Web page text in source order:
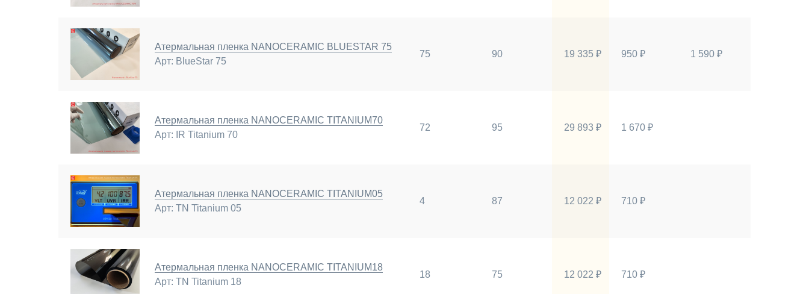
Атермальная пленка NANOCERAMIC BLUESTAR 75
Арт: BlueStar 75
75 90 19 335 ₽ 950 ₽ 1 590 ₽
Атермальная пленка NANOCERAMIC TITANIUM70
Арт: IR Titanium 70
72 95 29 893 ₽ 1 670 ₽
Атермальная пленка NANOCERAMIC TITANIUM05
Арт: TN Titanium 05
4 87 12 022 ₽ 710 ₽
Атермальная пленка NANOCERAMIC TITANIUM18
Арт: TN Titanium 18
18 75 12 022 ₽ 710 ₽